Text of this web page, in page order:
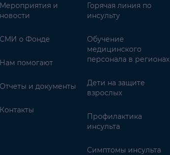
Мероприятия и
новости
СМИ о Фонде
Нам помогают
Отчеты и документы
Контакты
Горячая линия по
инсульту
Обучение
медицинского
персонала в регионах
Дети на защите
взрослых
Профилактика
инсульта
Симптомы инсульта